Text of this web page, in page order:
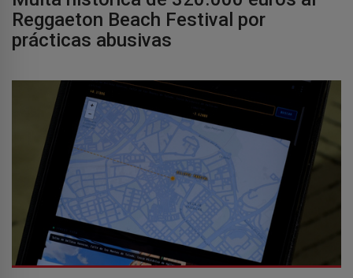
Reggaeton Beach Festival por
prácticas abusivas